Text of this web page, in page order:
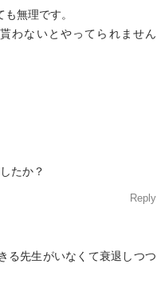
無理です。
わないとやってられません
たか？
Reply
る先生がいなくて衰退しつつ